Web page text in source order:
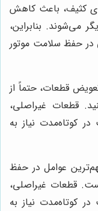
کثیف، باعث کاهش
می‌شوند. بنابراین،
در حفظ سلامت موتور
قطعات، حتماً از
قطعات غیراصلی،
کوتاه‌مدت نیاز به
عوامل در حفظ
قطعات غیراصلی،
کوتاه‌مدت نیاز به